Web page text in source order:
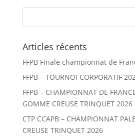
Articles récents
FFPB Finale championnat de
FFPB – TOURNOI CORPORATIF
FFPB – CHAMPIONNAT DE
GOMME CREUSE TRINQUET 2026
CTP CCAPB – CHAMPIONNAT
CREUSE TRINQUET 2026